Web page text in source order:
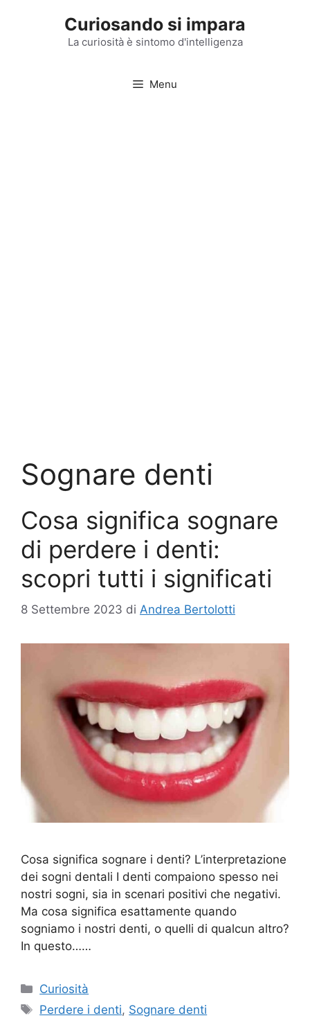
Curiosando si impara
La curiosità è sintomo d'intelligenza
Menu
Sognare denti
Cosa significa sognare
di perdere i denti:
scopri tutti i significati
8 Settembre 2023 di Andrea Bertolotti
Cosa significa sognare i denti? L’interpretazione
dei sogni dentali I denti compaiono spesso nei
nostri sogni, sia in scenari positivi che negativi.
Ma cosa significa esattamente quando
sogniamo i nostri denti, o quelli di qualcun altro?
In questo……
Categorie
Curiosità
Tag
Perdere i denti, Sognare denti